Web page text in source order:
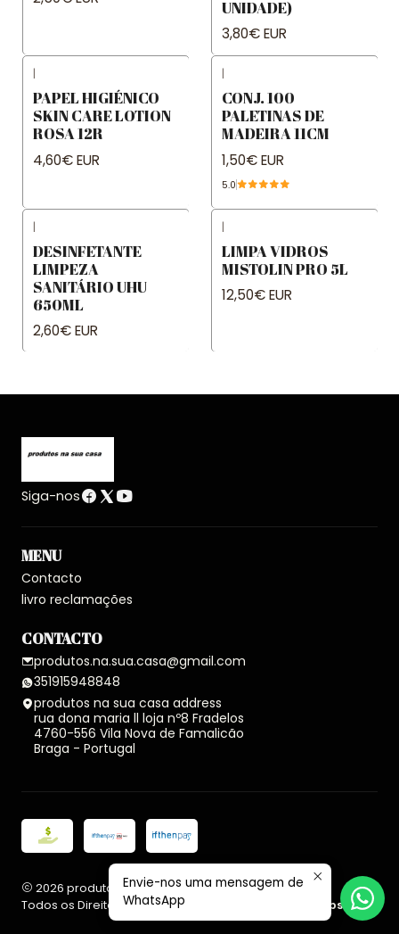
UNIDADE)
3,80€ EUR
|
PAPEL HIGIÉNICO
SKIN CARE LOTION
ROSA 12R
4,60€ EUR
|
CONJ. 100
PALETINAS DE
MADEIRA 11CM
1,50€ EUR
5.0
|
DESINFETANTE
LIMPEZA
SANITÁRIO UHU
650ML
2,60€ EUR
|
LIMPA VIDROS
MISTOLIN PRO 5L
12,50€ EUR
Siga-nos
MENU
Contacto
livro reclamações
CONTACTO
produtos.na.sua.casa@gmail.com
351915948848
produtos na sua casa address
rua dona maria ll loja nº8 Fradelos
4760-556 Vila Nova de Famalicão
Braga - Portugal
2026 produtos na sua casa.
Todos os Direitos Reservados.
Com tecnologia Jumpseller.
Envie-nos uma mensagem de
WhatsApp